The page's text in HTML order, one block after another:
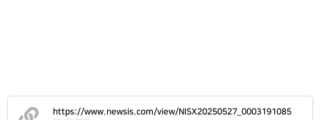
https://www.newsis.com/view/NISX20250527_0003191085